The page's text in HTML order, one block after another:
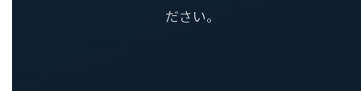
ださい。